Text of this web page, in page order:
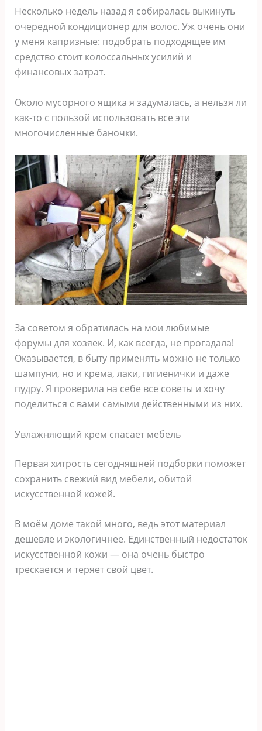
Несколько недель назад я собиралась выкинуть
очередной кондиционер для волос. Уж очень они
у меня капризные: подобрать подходящее им
средство стоит колоссальных усилий и
финансовых затрат.
Около мусорного ящика я задумалась, а нельзя ли
как-то с пользой использовать все эти
многочисленные баночки.
За советом я обратилась на мои любимые
форумы для хозяек. И, как всегда, не прогадала!
Оказывается, в быту применять можно не только
шампуни, но и крема, лаки, гигиенички и даже
пудру. Я проверила на себе все советы и хочу
поделиться с вами самыми действенными из них.
Увлажняющий крем спасает мебель
Первая хитрость сегодняшней подборки поможет
сохранить свежий вид мебели, обитой
искусственной кожей.
В моём доме такой много, ведь этот материал
дешевле и экологичнее. Единственный недостаток
искусственной кожи — она очень быстро
трескается и теряет свой цвет.